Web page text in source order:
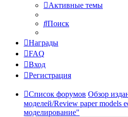
Активные темы
Поиск
Награды
FAQ
Вход
Регистрация
Список форумов Обзор
моделей/Review paper models
моделирование"